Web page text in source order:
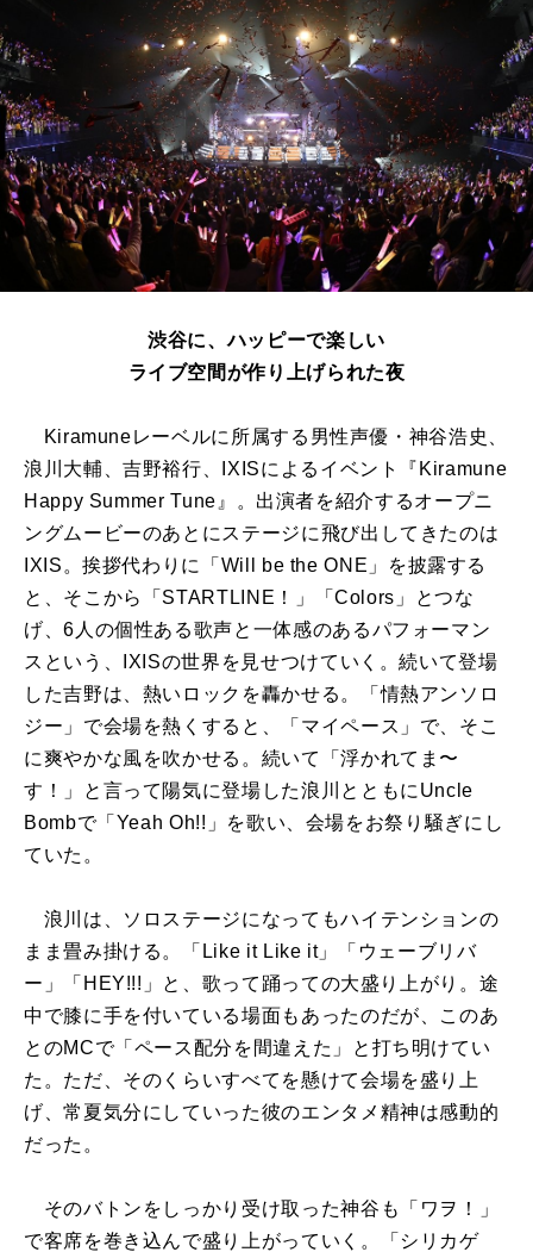
渋谷に、ハッピーで楽しい
ライブ空間が作り上げられた夜
Kiramuneレーベルに所属する男性声優・神谷浩史、
浪川大輔、吉野裕行、IXISによるイベント『Kiramune
Happy Summer Tune』。出演者を紹介するオープニ
ングムービーのあとにステージに飛び出してきたのは
IXIS。挨拶代わりに「Will be the ONE」を披露する
と、そこから「STARTLINE！」「Colors」とつな
げ、6人の個性ある歌声と一体感のあるパフォーマン
スという、IXISの世界を見せつけていく。続いて登場
した吉野は、熱いロックを轟かせる。「情熱アンソロ
ジー」で会場を熱くすると、「マイペース」で、そこ
に爽やかな風を吹かせる。続いて「浮かれてま〜
す！」と言って陽気に登場した浪川とともにUncle
Bombで「Yeah Oh!!」を歌い、会場をお祭り騒ぎにし
ていた。
浪川は、ソロステージになってもハイテンションの
まま畳み掛ける。「Like it Like it」「ウェーブリバ
ー」「HEY!!!」と、歌って踊っての大盛り上がり。途
中で膝に手を付いている場面もあったのだが、このあ
とのMCで「ペース配分を間違えた」と打ち明けてい
た。ただ、そのくらいすべてを懸けて会場を盛り上
げ、常夏気分にしていった彼のエンタメ精神は感動的
だった。
そのバトンをしっかり受け取った神谷も「ワヲ！」
で客席を巻き込んで盛り上がっていく。「シリカゲ